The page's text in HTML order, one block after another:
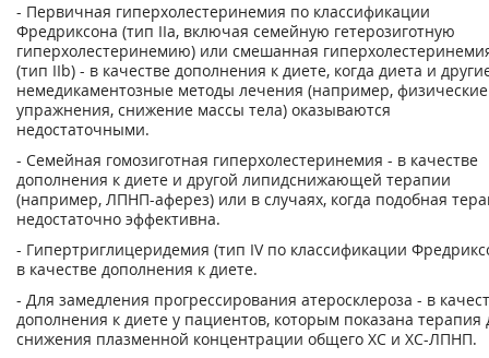
- Первичная гиперхолестеринемия по классификации
Фредриксона (тип IIа, включая семейную гетерозиготную
гиперхолестеринемию) или смешанная
(тип IIb) - в качестве дополнения к диете, когда диета и
немедикаментозные методы лечения (например, физические
упражнения, снижение массы тела) оказываются
недостаточными.
- Семейная гомозиготная гиперхолестеринемия - в качестве
дополнения к диете и другой липидснижающей терапии
(например, ЛПНП-аферез) или в случаях, когда подобная
недостаточно эффективна.
- Гипертриглицеридемия (тип IV по классификации
в качестве дополнения к диете.
- Для замедления прогрессирования атеросклероза - в
дополнения к диете у пациентов, которым показана терапия
снижения плазменной концентрации общего ХС и ХС-ЛПНП.